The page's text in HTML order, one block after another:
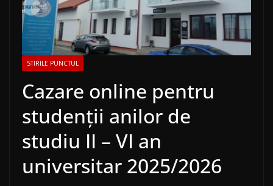
STIRILE PUNCTUL
Cazare online pentru
studenții anilor de
studiu II – VI an
universitar 2025/2026